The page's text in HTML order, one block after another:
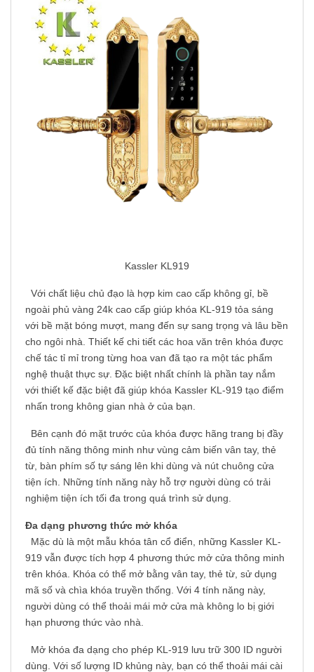
Kassler KL919
Với chất liệu chủ đạo là hợp kim cao cấp không gỉ, bề
ngoài phủ vàng 24k cao cấp giúp khóa KL-919 tỏa sáng
với bề mặt bóng mượt, mang đến sự sang trọng và lâu bền
cho ngôi nhà. Thiết kế chi tiết các hoa văn trên khóa được
chế tác tỉ mỉ trong từng hoa van đã tạo ra một tác phẩm
nghệ thuật thực sự. Đặc biệt nhất chính là phần tay nắm
với thiết kế đặc biệt đã giúp khóa Kassler KL-919 tạo điểm
nhấn trong không gian nhà ở của bạn.
Bên cạnh đó mặt trước của khóa được hãng trang bị đầy
đủ tính năng thông minh như vùng cảm biến vân tay, thẻ
từ, bàn phím số tự sáng lên khi dùng và nút chuông cửa
tiện ích. Những tính năng này hỗ trợ người dùng có trải
nghiệm tiện ích tối đa trong quá trình sử dụng.
Đa dạng phương thức mở khóa
Mặc dù là một mẫu khóa tân cổ điển, những Kassler KL-
919 vẫn được tích hợp 4 phương thức mở cửa thông minh
trên khóa. Khóa có thể mở bằng vân tay, thẻ từ, sử dụng
mã số và chìa khóa truyền thống. Với 4 tính năng này,
người dùng có thể thoải mái mở cửa mà không lo bị giới
hạn phương thức vào nhà.
Mở khóa đa dạng cho phép KL-919 lưu trữ 300 ID người
dùng. Với số lượng ID khủng này, bạn có thể thoải mái cài